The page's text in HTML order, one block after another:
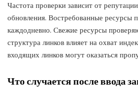
Частота проверки зависит от
обновления. Востребованные ресурсы
каждодневно. Свежие ресурсы
структура линков влияет на охват
входящих линков могут оказаться
Что случается после ввода